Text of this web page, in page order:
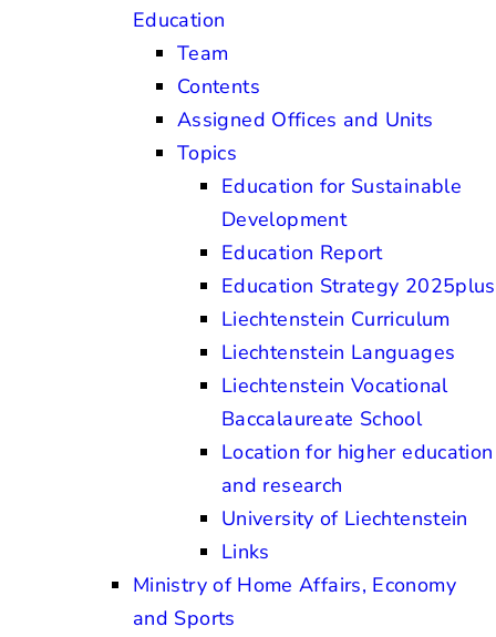
Education
Team
Contents
Assigned Offices and Units
Topics
Education for Sustainable
Development
Education Report
Education Strategy 2025plus
Liechtenstein Curriculum
Liechtenstein Languages
Liechtenstein Vocational
Baccalaureate School
Location for higher education
and research
University of Liechtenstein
Links
Ministry of Home Affairs, Economy
and Sports